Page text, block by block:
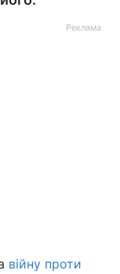
Реклама
війну проти